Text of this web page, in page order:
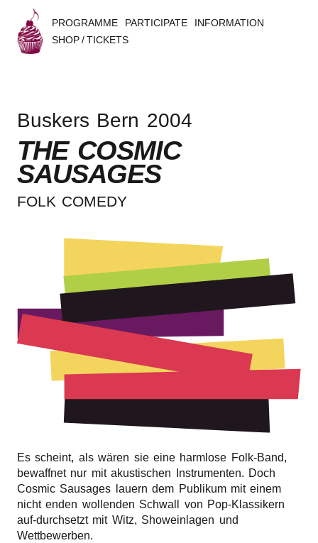
s
k
e
e
r
PROGRAMME PARTICIPATE
INFORMATION
SHOP / TICKETS
Buskers Bern 2004
THE COSMIC
SAUSAGES
FOLK COME­DY
Es scheint, als wären sie eine harmlose Folk-Band,
bewaffnet nur mit akustischen Instrumenten. Doch
Cosmic Sausages lauern dem Publikum mit einem
nicht enden wollenden Schwall von Pop-Klassikern
auf-durchsetzt mit Witz, Showeinlagen und
Wettbewerben.